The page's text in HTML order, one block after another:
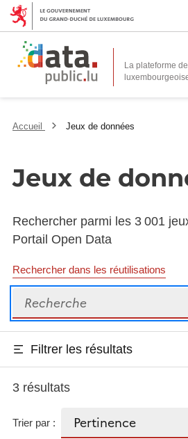
La plateforme
Accueil Jeux de données
Jeux de
Rechercher parmi les 3 001
Portail Open Data
Rechercher dans les réutilisations
Recherche
Filtrer les résultats
3 résultats
Trier par :